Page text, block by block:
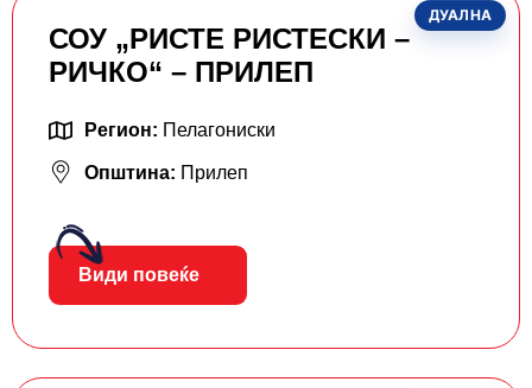
ДУАЛНА
СОУ „РИСТЕ РИСТЕСКИ –
РИЧКО“ – ПРИЛЕП
Регион: Пелагониски
Општина: Прилеп
Види повеќе